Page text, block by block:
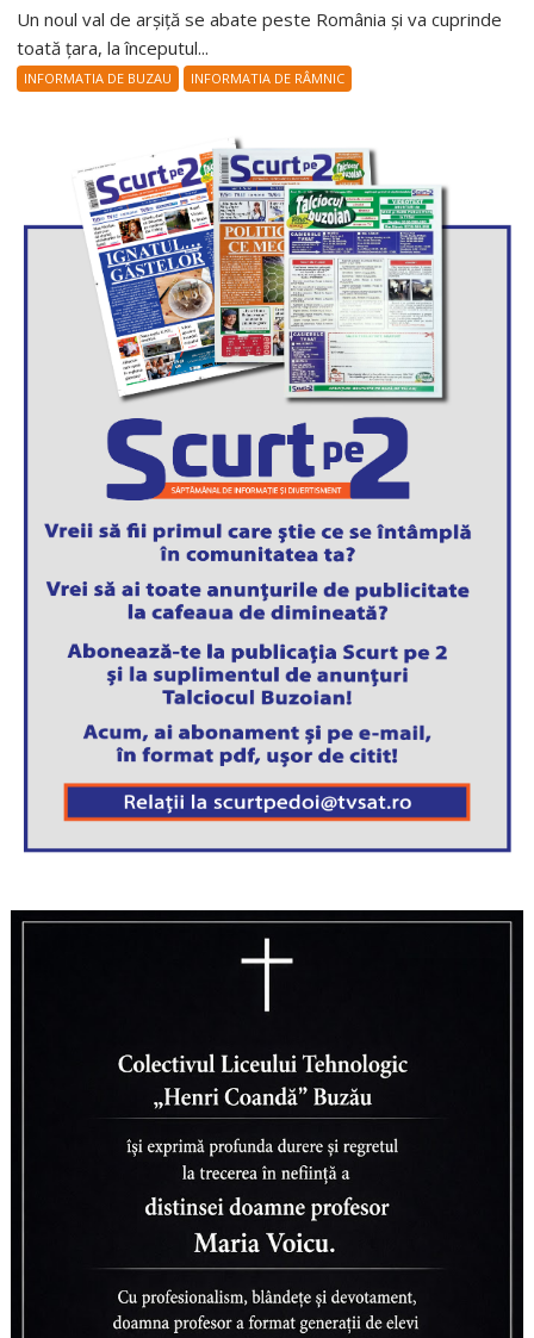
Un noul val de arșiță se abate peste România și va cuprinde
toată țara, la începutul...
INFORMATIA DE BUZAU INFORMATIA DE RÂMNIC